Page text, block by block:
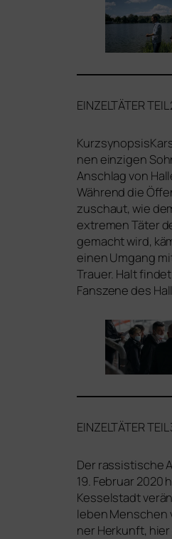
EINZELTÄTERTEIL
Kurzsynopsis
nen ein­zi­gen
Anschlag von
Während die
zuschaut, wie
extre­men Täter
gemacht wird,
einen Umgang
Trauer. Halt
Fanszene des
EINZELTÄTERTEIL
Der ras­sis­ti­sche
19. Februar 2020
Kesselstadt
leben
ner Herkunft,